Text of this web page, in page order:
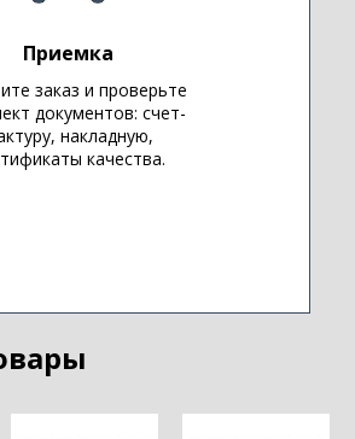
Приемка
заказ и проверьте
документов: счет-
накладную,
качества.